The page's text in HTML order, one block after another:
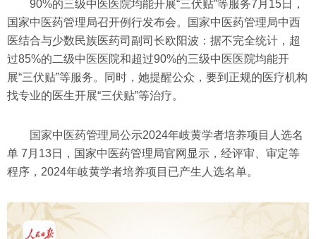
90%的三级中医医院均能开展“三伏贴”等服务7月15日，
国家中医药管理局召开例行发布会。国家中医药管理局中西
医结合与少数民族医药司副司长欧阳波：据不完全统计，超
过85%的二级中医医院和超过90%的三级中医医院均能开
展“三伏贴”等服务。同时，她提醒公众，要到正规的医疗机构
找专业的医生开展“三伏贴”等治疗。
国家中医药管理局公示2024年岐黄学者培养项目人选名
单 7月13日，国家中医药管理局官网显示，经评审、审定等
程序，2024年岐黄学者培养项目已产生人选名单。